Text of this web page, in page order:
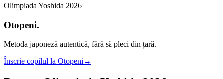
Olimpiada Yoshida 2026
Otopeni.
Metoda japoneză autentică, fără să pleci din țară.
Înscrie copilul la Otopeni→